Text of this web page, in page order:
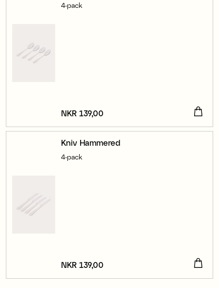
4-pack
Pris :NKR 139,00
NKR 139,00
Kniv Hammered
4-pack
Pris :NKR 139,00
NKR 139,00